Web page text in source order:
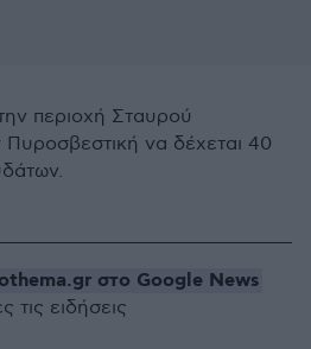
περιοχή Σταυρού
να δέχεται 40
στο Google News
τις ειδήσεις